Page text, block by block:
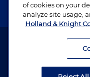
Abogado publicitario. ©
of cookies on your
analyze site usage,
Holland & Knight